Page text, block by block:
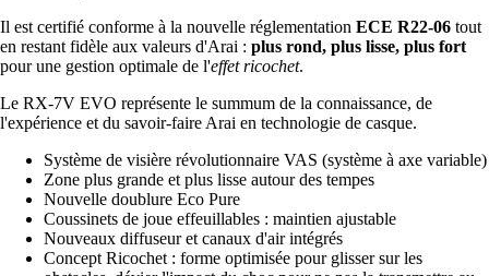
Il est certifié conforme à la nouvelle réglementation ECE R22-06 tout
en restant fidèle aux valeurs d'Arai : plus rond, plus lisse, plus fort
pour une gestion optimale de l'effet ricochet.
Le RX-7V EVO représente le summum de la connaissance, de
l'expérience et du savoir-faire Arai en technologie de casque.
Système de visière révolutionnaire VAS (système à axe variable)
Zone plus grande et plus lisse autour des tempes
Nouvelle doublure Eco Pure
Coussinets de joue effeuillables : maintien ajustable
Nouveaux diffuseur et canaux d'air intégrés
Concept Ricochet : forme optimisée pour glisser sur les